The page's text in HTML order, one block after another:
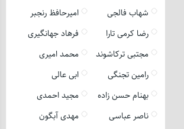
شهاب فالجی
امیرحافظ رنجبر
رضا کرمی تارا
فرهاد جهانگیری
مجتبی ترکاشوند
محمد امیری
رامین تجنگی
ابی عالی
بهنام حسن زاده
مجید احمدی
ناصر عباسی
مهدی آبگون